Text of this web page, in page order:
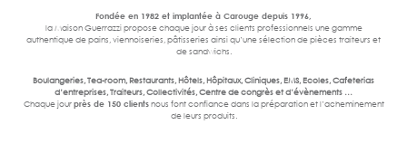
Fondée en 1982 et implantée à Carouge depuis 1996,
la Maison Guerrazzi propose chaque jour à ses clients professionnels une gamme
authentique de pains, viennoiseries, pâtisseries ainsi qu’une sélection de pièces traiteurs et
de sandwichs.
Boulangeries, Tea-room, Restaurants, Hôtels, Hôpitaux, Cliniques, EMS, Ecoles, Cafeterias
d’entreprises, Traiteurs, Collectivités, Centre de congrès et d’évènements …
Chaque jourprès de 150 clientsnous font confiance dans la préparation et l’acheminement
de leurs produits.